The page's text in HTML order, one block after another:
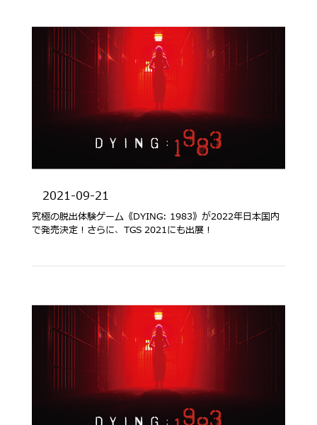
2021-09-21
究極の脱出体験ゲーム《DYING: 1983》が2022年日本国内
で発売決定！さらに、TGS 2021にも出展！